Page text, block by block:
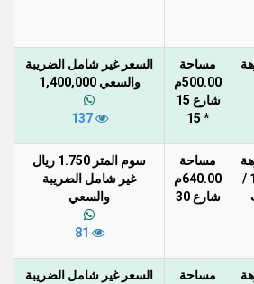
مساحة
500.00م
شارع 15
* 15
السعر غير شامل الضريبة
والسعي 1,400,000
137
158 /
مساحة
640.00م
شارع 30
سوم المتر 1.750 ريال
غير شامل الضريبة
والسعي
مساحة
السعر غير شامل الضريبة